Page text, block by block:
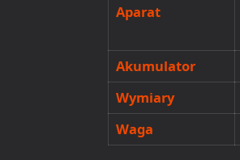
Aparat
Akumulator
Wymiary
Waga